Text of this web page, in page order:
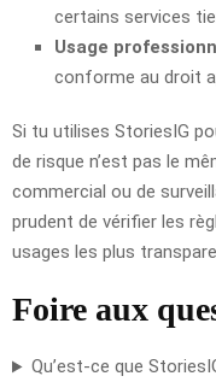
certains services
Usage
conforme au droit
Si tu utilises StoriesIG
de risque n’est pas le
commercial ou de
prudent de vérifier les
usages les plus
Foire aux
Qu’est-ce que